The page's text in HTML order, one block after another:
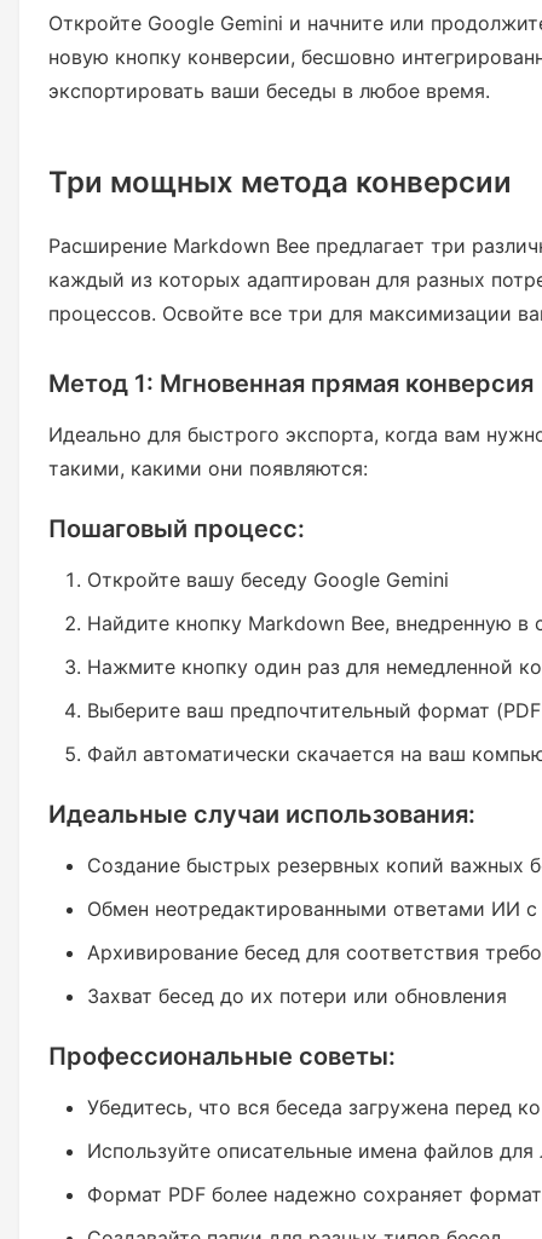
Откройте Google Gemini и начните или
новую кнопку конверсии, бесшовно
экспортировать ваши беседы в любое время.
Три мощных метода конверсии
Расширение Markdown Bee предлагает три
каждый из которых адаптирован для разных
процессов. Освойте все три для максимизации
Метод 1: Мгновенная прямая конверсия
Идеально для быстрого экспорта, когда вам
такими, какими они появляются:
Пошаговый процесс:
Откройте вашу беседу Google Gemini
Найдите кнопку Markdown Bee, внедренную в
Нажмите кнопку один раз для немедленной
Выберите ваш предпочтительный формат
Файл автоматически скачается на ваш
Идеальные случаи использования:
Создание быстрых резервных копий важных
Обмен неотредактированными ответами ИИ с
Архивирование бесед для соответствия
Захват бесед до их потери или обновления
Профессиональные советы:
Убедитесь, что вся беседа загружена перед
Используйте описательные имена файлов для
Формат PDF более надежно сохраняет